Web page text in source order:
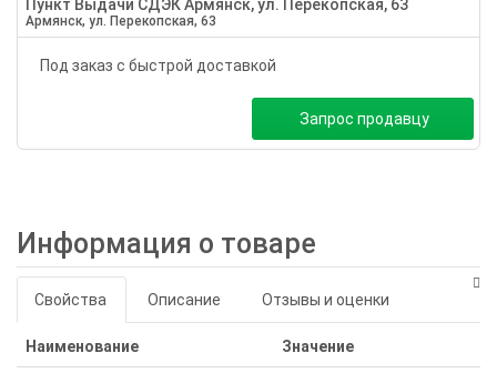
Пункт Выдачи СДЭК Армянск, ул. Перекопская, 63
Армянск, ул. Перекопская, 63
Под заказ с быстрой доставкой
Запрос продавцу
Информация о товаре
Свойства Описание Отзывы и оценки
Наименование Значение